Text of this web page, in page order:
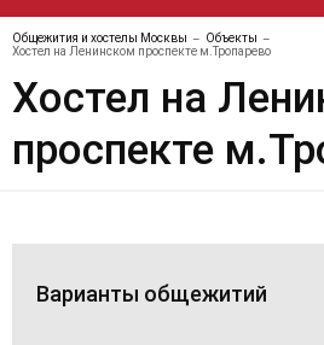
Общежития и хостелы Москвы
Объекты
Хостел на Ленинском проспекте м.Тропарево
Хостел на
проспекте
Варианты общежитий